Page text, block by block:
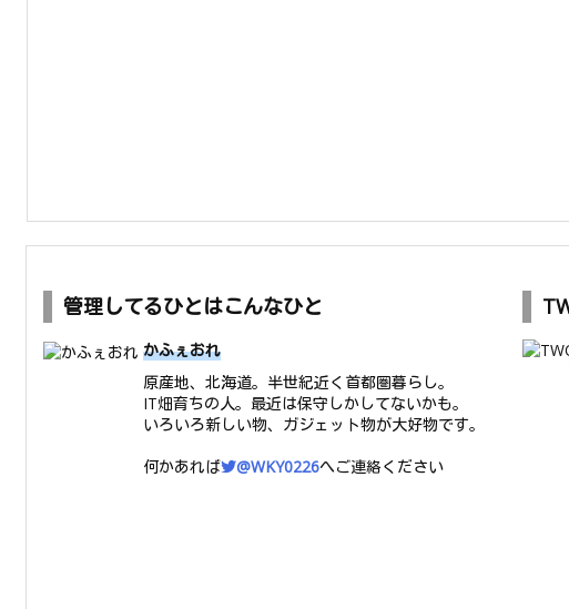
管理してるひとはこんなひと
かふぇおれ
原産地、北海道。半世紀近く首都圏暮らし。
IT畑育ちの人。最近は保守しかしてないかも。
いろいろ新しい物、ガジェット物が大好物です。
何かあれば
@WKY0226へご連絡ください